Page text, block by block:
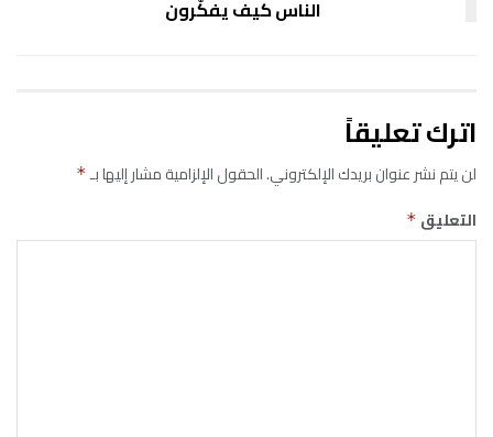
الناس كيف يفكّرون
اترك تعليقاً
لن يتم نشر عنوان بريدك الإلكتروني.الحقول الإلزامية مشار إليها بـ*
التعليق *